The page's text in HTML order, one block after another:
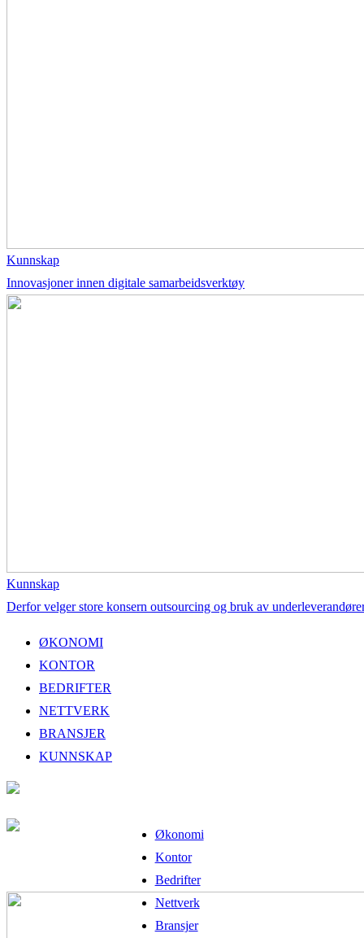
Kunnskap
Innovasjoner innen digitale samarbeidsverktøy
Kunnskap
Derfor velger store konsern outsourcing og bruk av
ØKONOMI
KONTOR
BEDRIFTER
NETTVERK
BRANSJER
KUNNSKAP
Økonomi
Kontor
Bedrifter
Nettverk
Bransjer